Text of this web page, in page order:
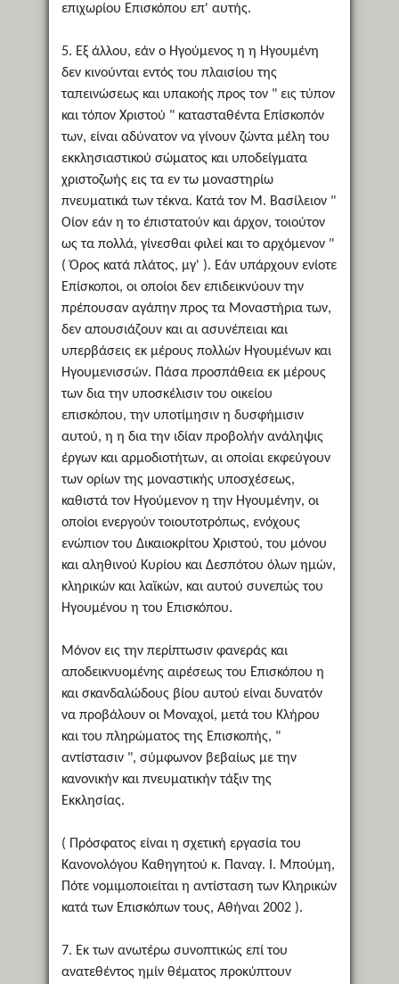
επιχωρίου Επισκόπου επ' αυτής.
5. Εξ άλλου, εάν ο Ηγούμενος η η Ηγουμένη
δεν κινούνται εντός του πλαισίου της
ταπεινώσεως και υπακοής προς τον " εις τύπον
και τόπον Χριστού " κατασταθέντα Επίσκοπόν
των, είναι αδύνατον να γίνουν ζώντα μέλη του
εκκλησιαστικού σώματος και υποδείγματα
χριστοζωής εις τα εν τω μοναστηρίω
πνευματικά των τέκνα. Κατά τον Μ. Βασίλειον "
Οίον εάν η το έπιστατούν και άρχον, τοιούτον
ως τα πολλά, γίνεσθαι φιλεί και το αρχόμενον "
( Όρος κατά πλάτος, μγ' ). Εάν υπάρχουν ενίοτε
Επίσκοποι, οι οποίοι δεν επιδεικνύουν την
πρέπουσαν αγάπην προς τα Μοναστήρια των,
δεν απουσιάζουν και αι ασυνέπειαι και
υπερβάσεις εκ μέρους πολλών Ηγουμένων και
Ηγουμενισσών. Πάσα προσπάθεια εκ μέρους
των δια την υποσκέλισιν του οικείου
επισκόπου, την υποτίμησιν η δυσφήμισιν
αυτού, η η δια την ιδίαν προβολήν ανάληψις
έργων και αρμοδιοτήτων, αι οποίαι εκφεύγουν
των ορίων της μοναστικής υποσχέσεως,
καθιστά τον Ηγούμενον η την Ηγουμένην, οι
οποίοι ενεργούν τοιουτοτρόπως, ενόχους
ενώπιον του Δικαιοκρίτου Χριστού, του μόνου
και αληθινού Κυρίου και Δεσπότου όλων ημών,
κληρικών και λαϊκών, και αυτού συνεπώς του
Ηγουμένου η του Επισκόπου.
Μόνον εις την περίπτωσιν φανεράς και
αποδεικνυομένης αιρέσεως του Επισκόπου η
και σκανδαλώδους βίου αυτού είναι δυνατόν
να προβάλουν οι Μοναχοί, μετά του Κλήρου
και του πληρώματος της Επισκοπής, "
αντίστασιν ", σύμφωνον βεβαίως με την
κανονικήν και πνευματικήν τάξιν της
Εκκλησίας.
( Πρόσφατος είναι η σχετική εργασία του
Κανονολόγου Καθηγητού κ. Παναγ. Ι. Μπούμη,
Πότε νομιμοποιείται η αντίσταση των Κληρικών
κατά των Επισκόπων τους, Αθήναι 2002 ).
7. Εκ των ανωτέρω συνοπτικώς επί του
ανατεθέντος ημίν θέματος προκύπτουν